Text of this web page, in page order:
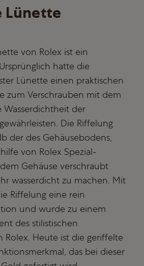
von Rolex ist ein
hatte die
Lünette einen praktischen
zum Verschrauben mit dem
Wasserdichtheit der
Die Riffelung
der des Gehäuse­bodens,
von Rolex Spezial­
Gehäuse verschraubt
wasserdicht zu machen. Mit
Riffelung eine rein
und wurde zu einem
des stilistischen
Rolex. Heute ist die geriffelte
das bei dieser